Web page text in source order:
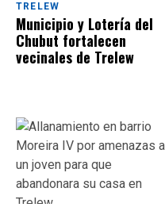
TRELEW
Municipio y Lotería del
Chubut fortalecen
vecinales de Trelew